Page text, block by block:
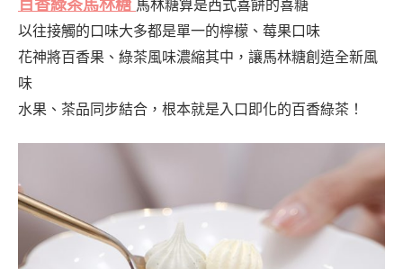
百香綠茶馬林糖 馬林糖算是西式喜餅的喜糖
以往接觸的口味大多都是單一的檸檬、莓果口味
花神將百香果、綠茶風味濃縮其中，讓馬林糖創造全新風
味
水果、茶品同步結合，根本就是入口即化的百香綠茶！